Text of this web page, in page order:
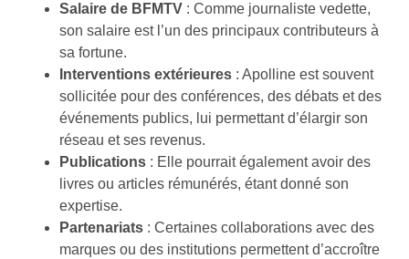
Salaire de BFMTV : Comme journaliste vedette,
son salaire est l’un des principaux contributeurs à
sa fortune.
Interventions extérieures : Apolline est souvent
sollicitée pour des conférences, des débats et des
événements publics, lui permettant d’élargir son
réseau et ses revenus.
Publications : Elle pourrait également avoir des
livres ou articles rémunérés, étant donné son
expertise.
Partenariats : Certaines collaborations avec des
marques ou des institutions permettent d’accroître